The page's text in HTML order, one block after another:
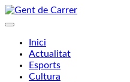
Skip
to
Inici
Actualitat
Esports
Cultura